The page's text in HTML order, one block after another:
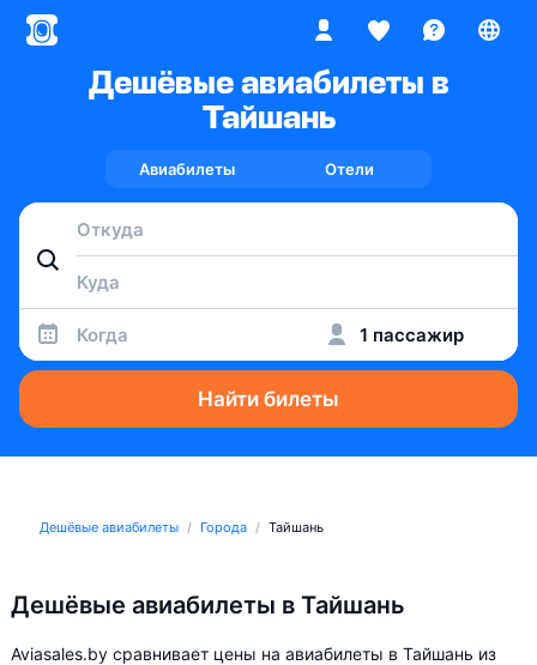
Дешёвые авиабилеты в
Тайшань
Авиабилеты Отели
Когда 1 пассажир
Найти билеты
Дешёвые авиабилеты Города Тайшань
Дешёвые авиабилеты в Тайшань
Aviasales.by сравнивает цены на авиабилеты в Тайшань из